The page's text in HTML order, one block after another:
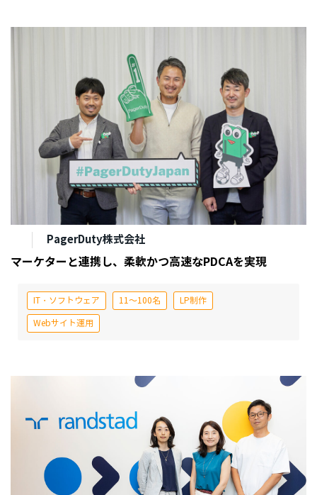
PagerDuty株式会社
マーケターと連携し、柔軟かつ高速なPDCAを実現
IT・ソフトウェア 11～100名 LP制作
Webサイト運用